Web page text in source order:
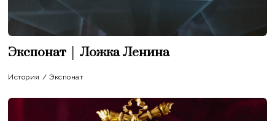
Экспонат │ Ложка Ленина
История / Экспонат